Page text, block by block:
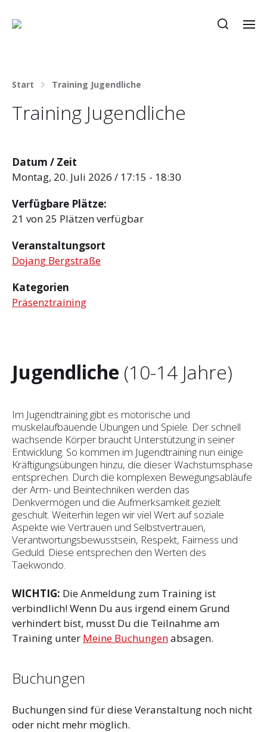
Start Training Jugendliche
Training Jugendliche
Datum / Zeit
Montag, 20. Juli 2026 / 17:15 - 18:30
Verfügbare Plätze:
21 von 25 Plätzen verfügbar
Veranstaltungsort
Dojang Bergstraße
Kategorien
Präsenztraining
Jugendliche (10-14 Jahre)
Im Jugendtraining gibt es motorische und
muskelaufbauende Übungen und Spiele. Der schnell
wachsende Körper braucht Unterstützung in seiner
Entwicklung. So kommen im Jugendtraining nun einige
Kräftigungsübungen hinzu, die dieser Wachstumsphase
entsprechen. Durch die komplexen Bewegungsabläufe
der Arm- und Beintechniken werden das
Denkvermögen und die Aufmerksamkeit gezielt
geschult. Weiterhin legen wir viel Wert auf soziale
Aspekte wie Vertrauen und Selbst­vertrauen,
Verantwortungsbewusstsein, Respekt, Fairness und
Geduld. Diese entsprechen den Werten des
Taekwondo.
WICHTIG: Die Anmeldung zum Training ist
verbindlich! Wenn Du aus irgend einem Grund
verhindert bist, musst Du die Teilnahme am
Training unter Meine Buchungenabsagen.
Buchungen
Buchungen sind für diese Veranstaltung noch nicht
oder nicht mehr möglich.